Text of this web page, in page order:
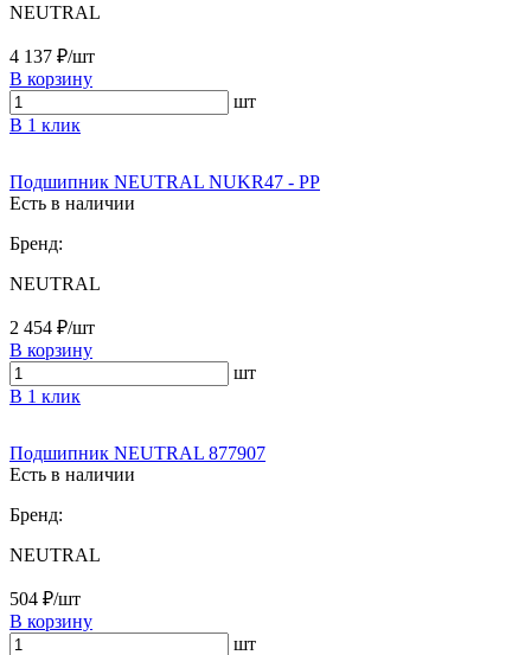
NEUTRAL
4 137 ₽/шт
В корзину
шт
В 1 клик
Подшипник NEUTRAL NUKR47 - PP
Есть в наличии
Бренд:
NEUTRAL
2 454 ₽/шт
В корзину
шт
В 1 клик
Подшипник NEUTRAL 877907
Есть в наличии
Бренд:
NEUTRAL
504 ₽/шт
В корзину
шт